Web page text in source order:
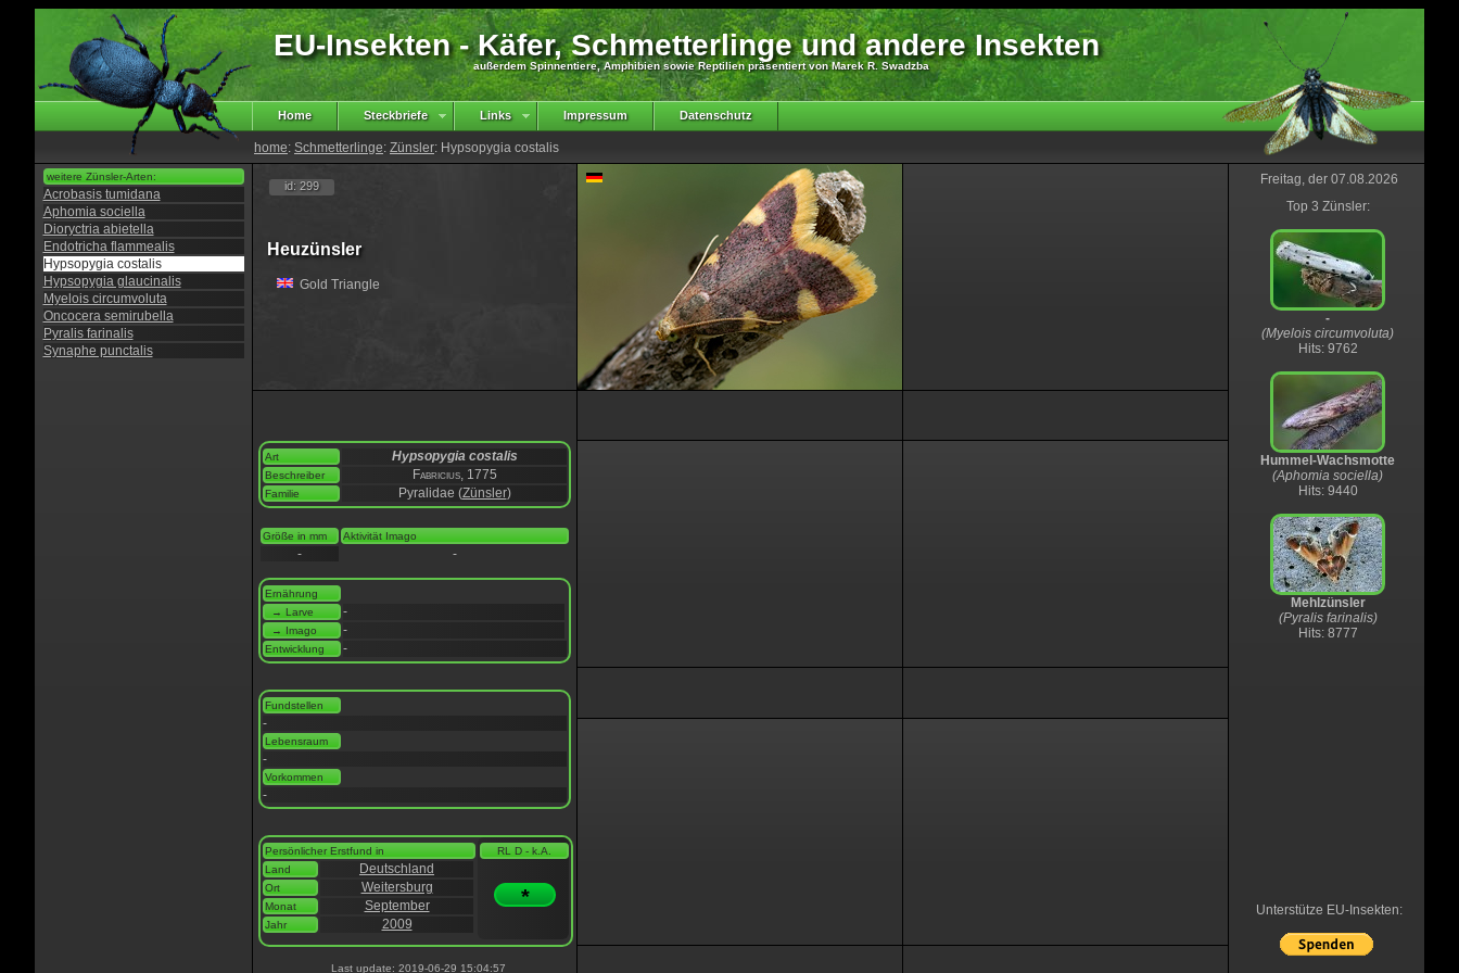
EU-Insekten - Käfer, Schmetterlinge und andere Insekten
außerdem Spinnentiere, Amphibien sowie Reptilien präsentiert von Marek R. Swadzba
Home Steckbriefe Links Impressum Datenschutz
home: Schmetterlinge: Zünsler: Hypsopygia costalis
weitere Zünsler-Arten:
Acrobasis tumidana
Aphomia sociella
Dioryctria abietella
Endotricha flammealis
Hypsopygia costalis
Hypsopygia glaucinalis
Myelois circumvoluta
Oncocera semirubella
Pyralis farinalis
Synaphe punctalis
id: 299
Heuzünsler
Gold Triangle
Art Hypsopygia costalis
Beschreiber Fabricius, 1775
Familie Pyralidae (Zünsler)
Größe in mm Aktivität Imago
- -
Ernährung
→ Larve
-
→ Imago -
Entwicklung -
Fundstellen
-
Lebensraum
-
Vorkommen
-
Persönlicher Erstfund in
Land
Deutschland
Ort Weitersburg
Monat September
Jahr 2009
RL D - k.A.
*
Last update: 2019-06-29 15:04:57
Freitag, der 07.08.2026
Top 3 Zünsler:
-
(Myelois circumvoluta)
Hits: 9762
Hummel-Wachsmotte
(Aphomia sociella)
Hits: 9440
Mehlzünsler
(Pyralis farinalis)
Hits: 8777
Unterstütze EU-Insekten: